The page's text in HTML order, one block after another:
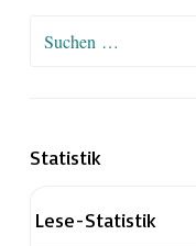
Suchen
Statistik
Lese-Statistik